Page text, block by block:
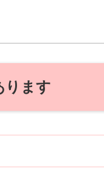
ります